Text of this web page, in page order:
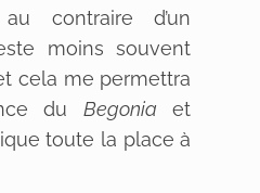
contraire d’un
moins souvent
cela me permettra
duBegoniaet
toute la place à